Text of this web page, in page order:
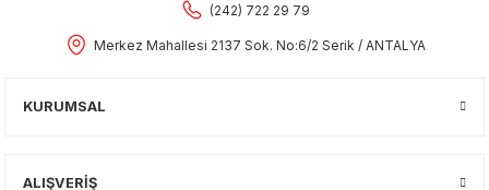
(242) 722 29 79
Merkez Mahallesi 2137 Sok. No:6/2 Serik / ANTALYA
KURUMSAL
ALIŞVERİŞ